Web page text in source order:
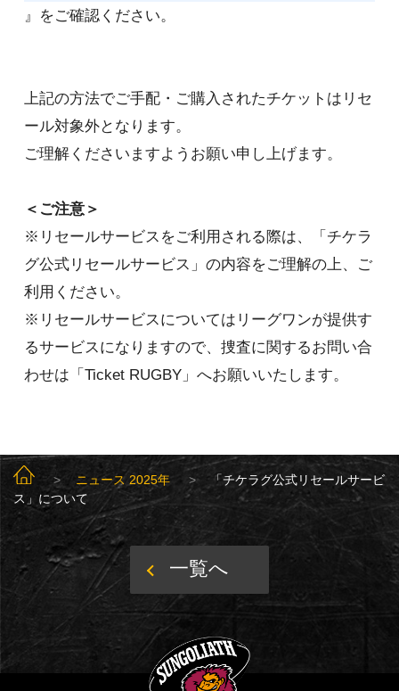
SUNGOLIATH TOP
ニュース 2025年
「チケラグ公式リセールサービ
ス」について
』をご確認ください。
上記の方法でご手配・ご購入されたチケットはリセ
ール対象外となります。
ご理解くださいますようお願い申し上げます。
＜ご注意＞
※リセールサービスをご利用される際は、「チケラ
グ公式リセールサービス」の内容をご理解の上、ご
利用ください。
※リセールサービスについてはリーグワンが提供す
るサービスになりますので、捜査に関するお問い合
わせは「Ticket RUGBY」へお願いいたします。
一覧へ